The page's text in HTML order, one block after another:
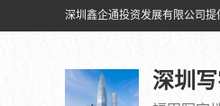
深圳